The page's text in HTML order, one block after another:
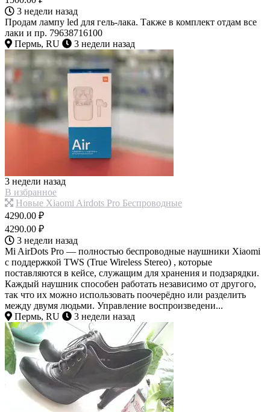
3 недели назад
Продам лампу led для гель-лака. Также в комплект отдам все
лаки и пр. 79638716100
Пермь, RU
3 недели назад
3 недели назад
В избранное
Новые Xiaomi Airdots Pro Беспроводные
4290.00 ₽
4290.00 ₽
3 недели назад
Mi AirDots Pro — полностью беспроводные наушники Xiaomi
с поддержкой TWS (True Wireless Stereo) , которые
поставляются в кейсе, служащим для хранения и подзарядки.
Каждый наушник способен работать независимо от другого,
так что их можно использовать поочерёдно или разделить
между двумя людьми. Управление воспроизведени...
Пермь, RU
3 недели назад